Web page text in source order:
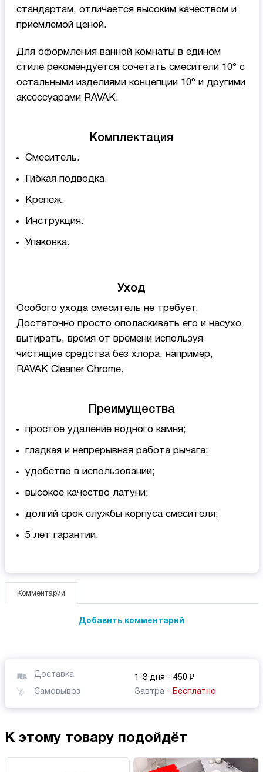
стандартам, отличается высоким качеством и
приемлемой ценой.
Для оформления ванной комнаты в едином
стиле рекомендуется сочетать смесители 10° с
остальными изделиями концепции 10° и другими
аксессуарами RAVAK.
Комплектация
Смеситель.
Гибкая подводка.
Крепеж.
Инструкция.
Упаковка.
Уход
Особого ухода смеситель не требует.
Достаточно просто ополаскивать его и насухо
вытирать, время от времени используя
чистящие средства без хлора, например,
RAVAK Cleaner Chrome.
Преимущества
простое удаление водного камня;
гладкая и непрерывная работа рычага;
удобство в использовании;
высокое качество латуни;
долгий срок службы корпуса смесителя;
5 лет гарантии.
Комментарии
Добавить комментарий
Доставка 1-3 дня - 450 ₽
Самовывоз
Завтра - Бесплатно
К этому товару подойдёт